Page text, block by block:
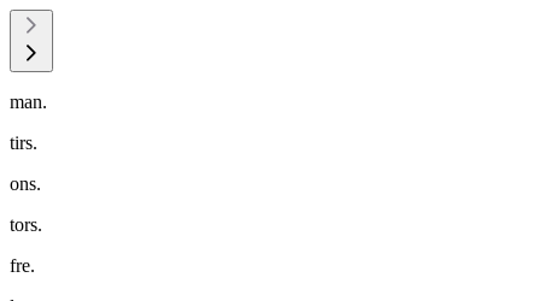
man.
tirs.
ons.
tors.
fre.